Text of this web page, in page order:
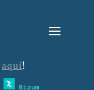
aquí!
Bizum